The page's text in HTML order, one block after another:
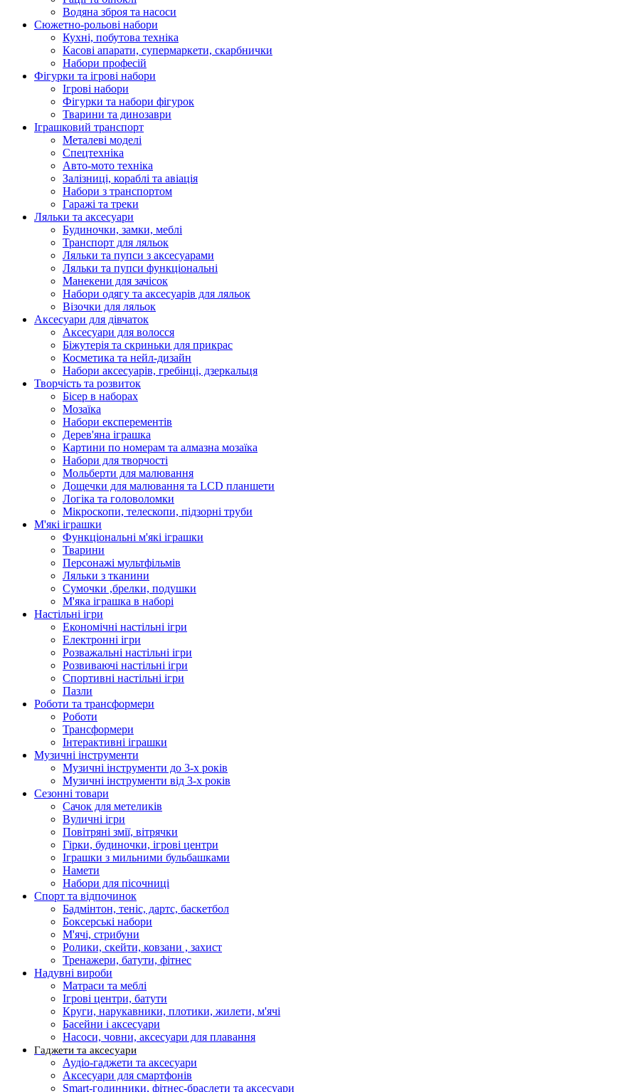
Водяна зброя та насоси
Сюжетно-рольові набори
Кухні, побутова техніка
Касові апарати, супермаркети, скарбнички
Набори професій
Фігурки та ігрові набори
Ігрові набори
Фігурки та набори фігурок
Тварини та динозаври
Іграшковий транспорт
Металеві моделі
Спецтехніка
Авто-мото техніка
Залізниці, кораблі та авіація
Набори з транспортом
Гаражі та треки
Ляльки та аксесуари
Будиночки, замки, меблі
Транспорт для ляльок
Ляльки та пупси з аксесуарами
Ляльки та пупси функціональні
Манекени для зачісок
Набори одягу та аксесуарів для ляльок
Візочки для ляльок
Аксесуари для дівчаток
Аксесуари для волосся
Біжутерія та скриньки для прикрас
Косметика та нейл-дизайн
Набори аксесуарів, гребінці, дзеркальця
Творчість та розвиток
Бісер в наборах
Мозаїка
Набори експерементів
Дерев'яна іграшка
Картини по номерам та алмазна мозаїка
Набори для творчості
Мольберти для малювання
Дощечки для малювання та LCD планшети
Логіка та головоломки
Мікроскопи, телескопи, підзорні труби
М'які іграшки
Функціональні м'які іграшки
Тварини
Персонажі мультфільмів
Ляльки з тканини
Сумочки ,брелки, подушки
М'яка іграшка в наборі
Настільні ігри
Економічні настільні ігри
Електронні ігри
Розважальні настільні ігри
Розвиваючі настільні ігри
Спортивні настільні ігри
Пазли
Роботи та трансформери
Роботи
Трансформери
Інтерактивні іграшки
Музичні інструменти
Музичні інструменти до 3-х років
Музичні інструменти від 3-х років
Сезонні товари
Сачок для метеликів
Вуличні ігри
Повітряні змії, вітрячки
Гірки, будиночки, ігрові центри
Іграшки з мильними бульбашками
Намети
Набори для пісочниці
Спорт та відпочинок
Бадмінтон, теніс, дартс, баскетбол
Боксерські набори
М'ячі, стрибуни
Ролики, скейти, ковзани , захист
Тренажери, батути, фітнес
Надувні вироби
Матраси та меблі
Ігрові центри, батути
Круги, нарукавники, плотики, жилети, м'ячі
Басейни і аксесуари
Насоси, човни, аксесуари для плавання
Гаджети та аксесуари
Аудіо-гаджети та аксесуари
Аксесуари для смартфонів
Smart-годинники, фітнес-браслети та аксесуари